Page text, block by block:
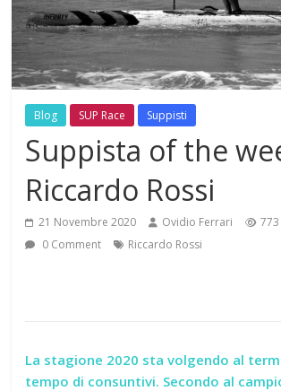
Blog SUP Race Suppisti
Suppista of the
Riccardo Rossi
21 Novembre 2020 Ovidio Ferrari
0 Comment
Riccardo Rossi
La stagione 2020 sta volgendo al
tempo di consuntivi. Secondo al